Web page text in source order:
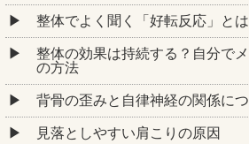
整体でよく聞く「好転反応」と
整体の効果は持続する？自分で
の方法
背骨の歪みと自律神経の関係に
見落としやすい肩こりの原因